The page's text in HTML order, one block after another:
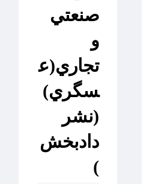
صنعتي
و
تجاري(ع
سگري)
(نشر
دادبخش
)